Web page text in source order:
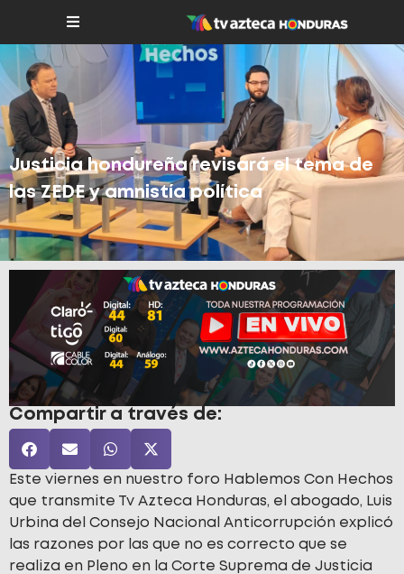
Justicia hondureña revisará el tema de
las ZEDE y amnistía política
Compartir a través de:
Este viernes en nuestro foro Hablemos Con Hechos
que transmite Tv Azteca Honduras, el abogado, Luis
Urbina del Consejo Nacional Anticorrupción explicó
las razones por las que no es correcto que se
realiza en Pleno en la Corte Suprema de Justicia